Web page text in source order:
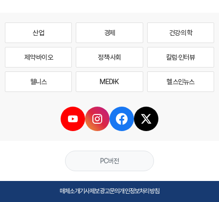
산업 경제 건강·의학
제약·바이오 정책·사회 칼럼·인터뷰
웰니스 MEDI·K 헬스인뉴스
PC버전
매체소개기사제보광고문의개인정보처리방침